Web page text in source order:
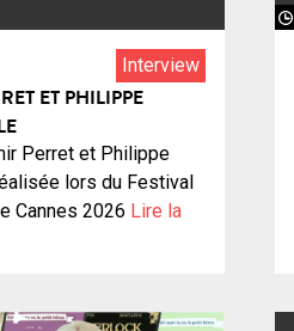
Interview
ET PHILIPPE
Perret et Philippe
lors du Festival
Cannes 2026 Lire la